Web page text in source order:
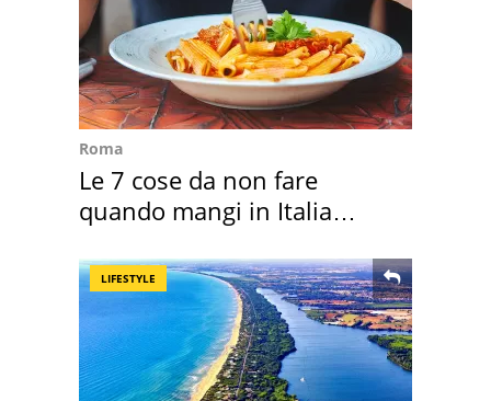
Roma
Le 7 cose da non fare
quando mangi in Italia
LIFESTYLE